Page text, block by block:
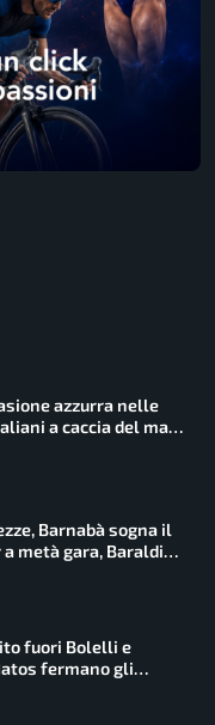
azzurra nelle
a caccia del main
Barnabà sogna il
metà gara, Baraldi
fuori Bolelli e
fermano gli